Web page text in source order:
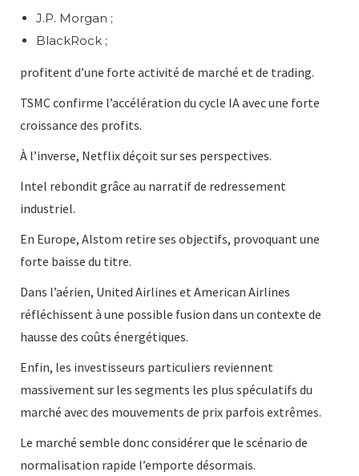
J.P. Morgan ;
BlackRock ;
profitent d’une forte activité de marché et de trading.
TSMC confirme l’accélération du cycle IA avec une forte
croissance des profits.
À l’inverse, Netflix déçoit sur ses perspectives.
Intel rebondit grâce au narratif de redressement
industriel.
En Europe, Alstom retire ses objectifs, provoquant une
forte baisse du titre.
Dans l’aérien, United Airlines et American Airlines
réfléchissent à une possible fusion dans un contexte de
hausse des coûts énergétiques.
Enfin, les investisseurs particuliers reviennent
massivement sur les segments les plus spéculatifs du
marché avec des mouvements de prix parfois extrêmes.
Le marché semble donc considérer que le scénario de
normalisation rapide l’emporte désormais.